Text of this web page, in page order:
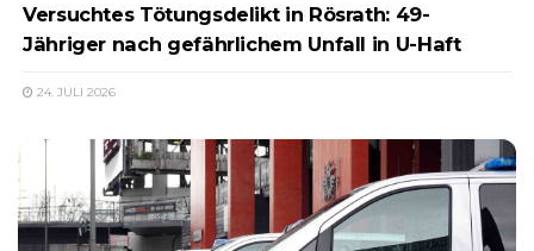
Versuchtes Tötungsdelikt in Rösrath: 49-
Jähriger nach gefährlichem Unfall in U-Haft
24. JULI 2026